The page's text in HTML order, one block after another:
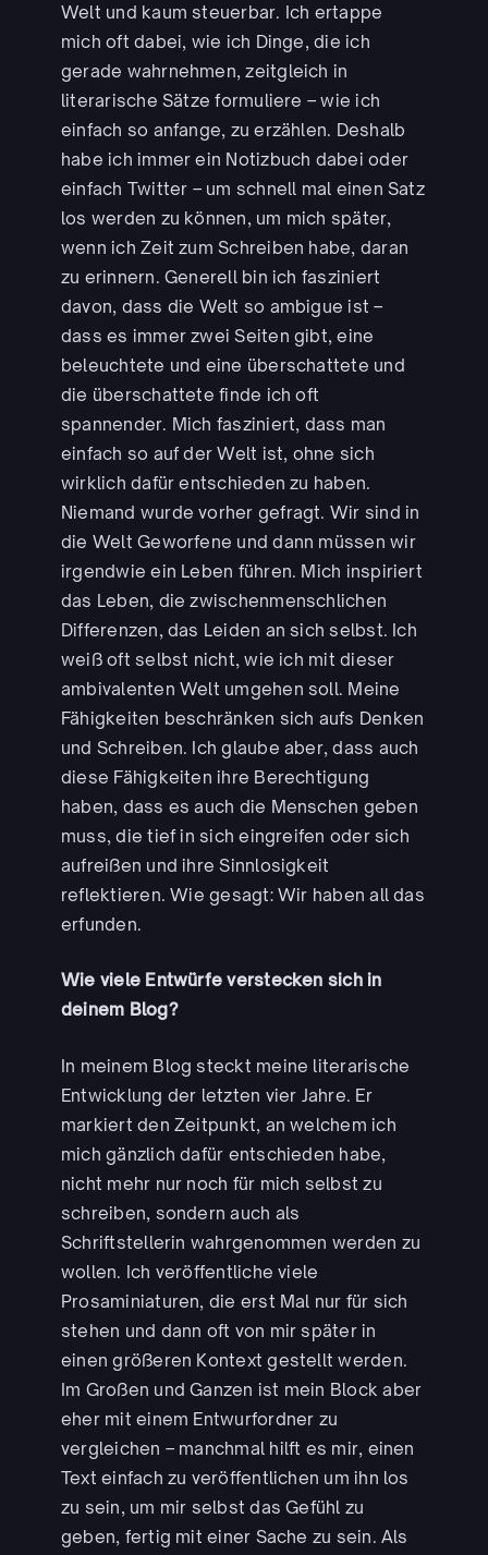
Welt und kaum steuerbar. Ich ertappe
mich oft dabei, wie ich Dinge, die ich
gerade wahrnehmen, zeitgleich in
literarische Sätze formuliere – wie ich
einfach so anfange, zu erzählen. Deshalb
habe ich immer ein Notizbuch dabei oder
einfach Twitter – um schnell mal einen Satz
los werden zu können, um mich später,
wenn ich Zeit zum Schreiben habe, daran
zu erinnern. Generell bin ich fasziniert
davon, dass die Welt so ambigue ist –
dass es immer zwei Seiten gibt, eine
beleuchtete und eine überschattete und
die überschattete finde ich oft
spannender. Mich fasziniert, dass man
einfach so auf der Welt ist, ohne sich
wirklich dafür entschieden zu haben.
Niemand wurde vorher gefragt. Wir sind in
die Welt Geworfene und dann müssen wir
irgendwie ein Leben führen. Mich inspiriert
das Leben, die zwischenmenschlichen
Differenzen, das Leiden an sich selbst. Ich
weiß oft selbst nicht, wie ich mit dieser
ambivalenten Welt umgehen soll. Meine
Fähigkeiten beschränken sich aufs Denken
und Schreiben. Ich glaube aber, dass auch
diese Fähigkeiten ihre Berechtigung
haben, dass es auch die Menschen geben
muss, die tief in sich eingreifen oder sich
aufreißen und ihre Sinnlosigkeit
reflektieren. Wie gesagt: Wir haben all das
erfunden.
Wie viele Entwürfe verstecken sich in
deinem Blog?
In meinem Blog steckt meine literarische
Entwicklung der letzten vier Jahre. Er
markiert den Zeitpunkt, an welchem ich
mich gänzlich dafür entschieden habe,
nicht mehr nur noch für mich selbst zu
schreiben, sondern auch als
Schriftstellerin wahrgenommen werden zu
wollen. Ich veröffentliche viele
Prosaminiaturen, die erst Mal nur für sich
stehen und dann oft von mir später in
einen größeren Kontext gestellt werden.
Im Großen und Ganzen ist mein Block aber
eher mit einem Entwurfordner zu
vergleichen – manchmal hilft es mir, einen
Text einfach zu veröffentlichen um ihn los
zu sein, um mir selbst das Gefühl zu
geben, fertig mit einer Sache zu sein. Als